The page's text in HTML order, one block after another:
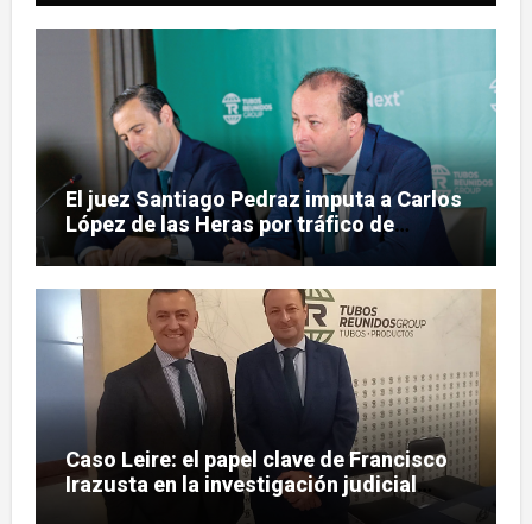
Reunidos
El juez Santiago Pedraz imputa a Carlos
López de las Heras por tráfico de
influencias en el caso Leire
Caso Leire: el papel clave de Francisco
Irazusta en la investigación judicial
sobre Tubos Reunidos